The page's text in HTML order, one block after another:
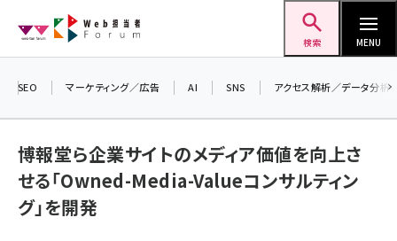
ン
検索 MENU
seo (3538)
SEO マーケティング／広告 AI SNS アクセス解析／データ分析
博報堂ら企業サイトのメディア価値を向上さ
せる「Owned-Media-Valueコンサルティン
グ」を開発
生成